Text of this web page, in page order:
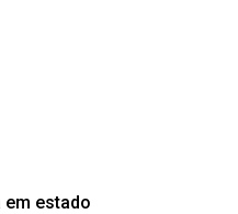
em estado